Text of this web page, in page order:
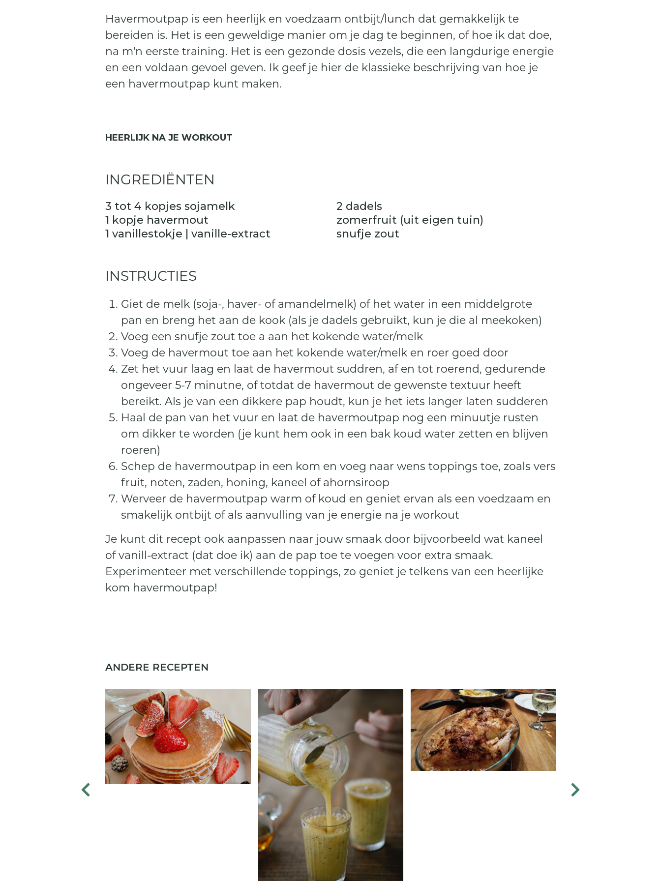
Havermoutpap is een heerlijk en voedzaam ontbijt/lunch dat gemakkelijk te
bereiden is. Het is een geweldige manier om je dag te beginnen, of hoe ik dat doe,
na m'n eerste training. Het is een gezonde dosis vezels, die een langdurige energie
en een voldaan gevoel geven. Ik geef je hier de klassieke beschrijving van hoe je
een havermoutpap kunt maken.
HEERLIJK NA JE WORKOUT
INGREDIËNTEN
3 tot 4 kopjes sojamelk
1 kopje havermout
1 vanillestokje | vanille-extract
2 dadels
zomerfruit (uit eigen tuin)
snufje zout
INSTRUCTIES
Giet de melk (soja-, haver- of amandelmelk) of het water in een middelgrote
pan en breng het aan de kook (als je dadels gebruikt, kun je die al meekoken)
Voeg een snufje zout toe a aan het kokende water/melk
Voeg de havermout toe aan het kokende water/melk en roer goed door
Zet het vuur laag en laat de havermout suddren, af en tot roerend, gedurende
ongeveer 5-7 minutne, of totdat de havermout de gewenste textuur heeft
bereikt. Als je van een dikkere pap houdt, kun je het iets langer laten sudderen
Haal de pan van het vuur en laat de havermoutpap nog een minuutje rusten
om dikker te worden (je kunt hem ook in een bak koud water zetten en blijven
roeren)
Schep de havermoutpap in een kom en voeg naar wens toppings toe, zoals vers
fruit, noten, zaden, honing, kaneel of ahornsiroop
Werveer de havermoutpap warm of koud en geniet ervan als een voedzaam en
smakelijk ontbijt of als aanvulling van je energie na je workout
Je kunt dit recept ook aanpassen naar jouw smaak door bijvoorbeeld wat kaneel
of vanill-extract (dat doe ik) aan de pap toe te voegen voor extra smaak.
Experimenteer met verschillende toppings, zo geniet je telkens van een heerlijke
kom havermoutpap!
ANDERE RECEPTEN